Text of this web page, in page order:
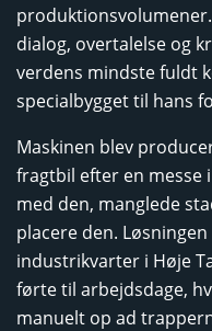
dialog, overtalelse og
verdens mindste fuldt
specialbygget til hans
Maskinen blev
fragtbil efter en messe
med den, manglede
placere den.
industrikvarter i Høje
førte til arbejdsdage,
manuelt op ad